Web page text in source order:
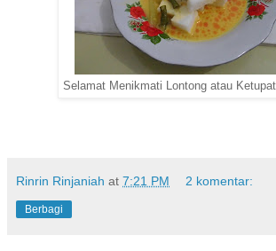
Selamat Menikmati Lontong atau
Rinrin Rinjaniah at 7:21 PM 2 komentar:
Berbagi